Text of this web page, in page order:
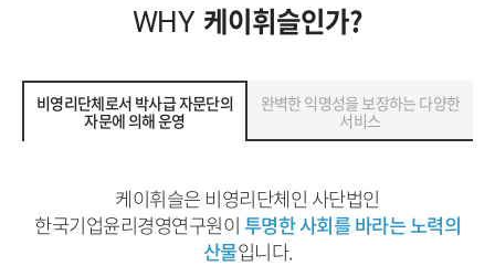
WHY 케이휘슬인가?
비영리단체로서 박사급 자문단의
자문에 의해 운영
완벽한 익명성을 보장하는 다양한
서비스
케이휘슬은 비영리단체인 사단법인
한국기업윤리경영연구원이투명한 사회를 바라는 노력의
산물입니다.